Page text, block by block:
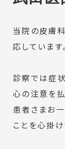
当院の皮膚
応しています。
診察では症
心の注意を払
患者さまお
ことを心掛け